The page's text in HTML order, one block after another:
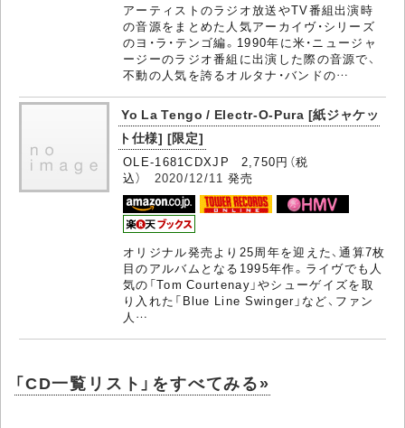
アーティストのラジオ放送やTV番組出演時
の音源をまとめた人気アーカイヴ・シリーズ
のヨ・ラ・テンゴ編。1990年に米・ニュージャ
ージーのラジオ番組に出演した際の音源で、
不動の人気を誇るオルタナ・バンドの…
Yo La Tengo / Electr-O-Pura [紙ジャケッ
ト仕様] [限定]
OLE-1681CDXJP 2,750円（税
込） 2020/12/11 発売
オリジナル発売より25周年を迎えた、通算7枚
目のアルバムとなる1995年作。ライヴでも人
気の「Tom Courtenay」やシューゲイズを取
り入れた「Blue Line Swinger」など、ファン
人…
「CD一覧リスト」をすべてみる»